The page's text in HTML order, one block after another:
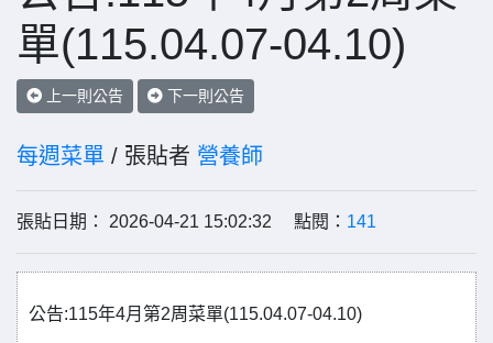
單(115.04.07-04.10)
上一則公告 下一則公告
每週菜單 / 張貼者 營養師
張貼日期： 2026-04-21 15:02:32 點閱： 141
公告:115年4月第2周菜單(115.04.07-04.10)